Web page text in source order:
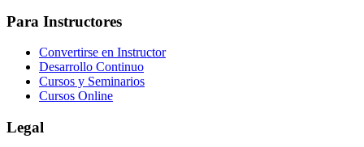
Para Instructores
Convertirse en Instructor
Desarrollo Continuo
Cursos y Seminarios
Cursos Online
Legal